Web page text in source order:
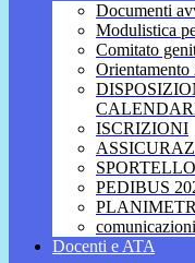
Documenti
Modulistica
Comitato
Orientamento
ISCRIZIONI
PEDIBUS
Docenti e ATA